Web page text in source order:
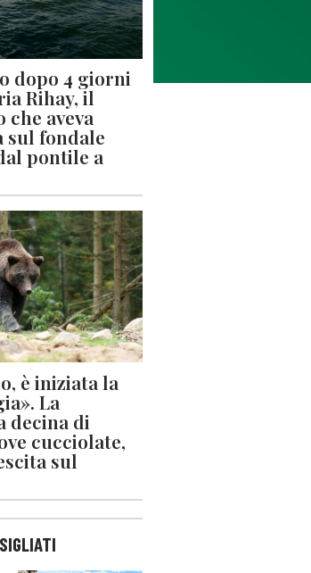
dopo 4 giorni
Rihay, il
che aveva
sul fondale
pontile a
è iniziata la
La
decina di
cucciolate,
sul